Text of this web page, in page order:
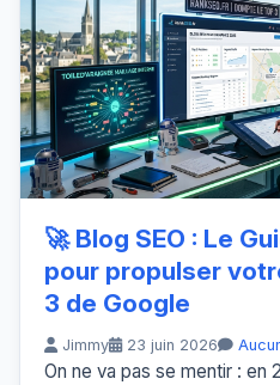
🚀 Blog SEO : Le
pour propulser
3 de Google
Jimmy 23 juin 2026
On ne va pas se mentir : en